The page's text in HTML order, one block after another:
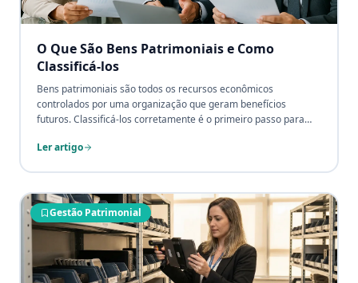
O Que São Bens Patrimoniais e Como
Classificá-los
Bens patrimoniais são todos os recursos econômicos
controlados por uma organização que geram benefícios
futuros. Classificá-los corretamente é o primeiro passo para
com impacto direto no balanço patrimonial.
Ler artigo
Gestão Patrimonial